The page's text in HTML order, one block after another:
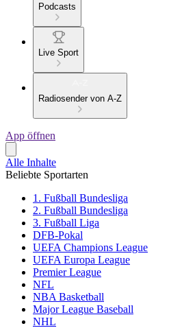
Podcasts
Live Sport
Radiosender von A-Z
App öffnen
Alle Inhalte
Beliebte Sportarten
1. Fußball Bundesliga
2. Fußball Bundesliga
3. Fußball Liga
DFB-Pokal
UEFA Champions League
UEFA Europa League
Premier League
NFL
NBA Basketball
Major League Baseball
NHL